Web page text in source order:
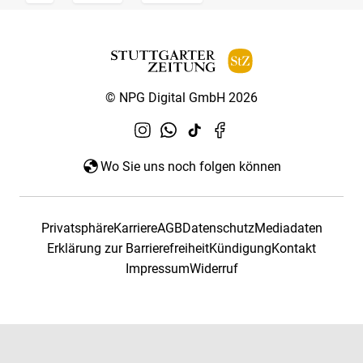
© NPG Digital GmbH 2026
Wo Sie uns noch folgen können
PrivatsphäreKarriereAGBDatenschutzMediadaten
Erklärung zur BarrierefreiheitKündigungKontakt
ImpressumWiderruf